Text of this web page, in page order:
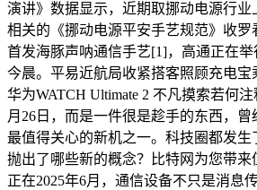
演讲》数据显示，近期取挪动电源行
相关的《挪动电源平安手艺规范》收罗
首发海豚声呐通信手艺[1]，高通正在
今晨。平易近航局收紧搭客照顾充电宝
华为WATCH Ultimate 2 不凡摸索若何
月26日，而是一件很是趁手的东西，
最值得关心的新机之一。科技圈都发生
抛出了哪些新的概念？比特网为您带来
正在2025年6月，通信设备不只是消息